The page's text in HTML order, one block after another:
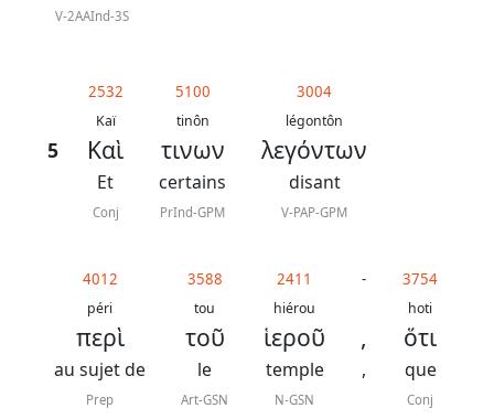
V-2AAInd-3S
5
2532
Kaï
Καὶ
Et
Conj
5100
tinôn
τινων
certains
PrInd-GPM
3004
légontôn
λεγόντων
disant
V-PAP-GPM
4012
péri
περὶ
au sujet de
Prep
3588
tou
τοῦ
le
Art-GSN
2411
hiérou
ἱεροῦ
temple
N-GSN
-
,
,
3754
hoti
ὅτι
que
Conj